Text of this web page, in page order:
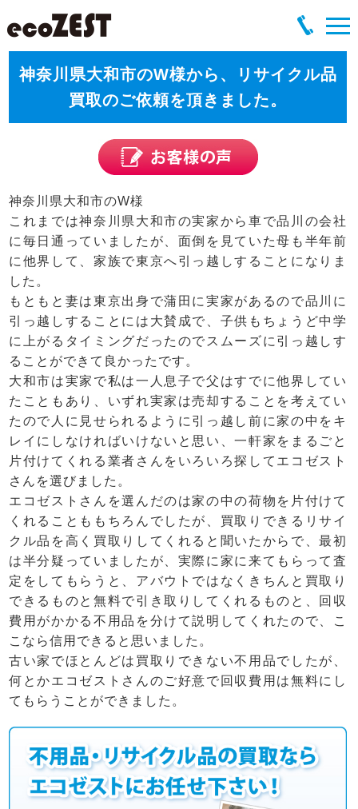
神奈川県大和市のW様から、リサイクル品
買取のご依頼を頂きました。
神奈川県大和市のW様
これまでは神奈川県大和市の実家から車で品川の会社
に毎日通っていましたが、面倒を見ていた母も半年前
に他界して、家族で東京へ引っ越しすることになりま
した。
もともと妻は東京出身で蒲田に実家があるので品川に
引っ越しすることには大賛成で、子供もちょうど中学
に上がるタイミングだったのでスムーズに引っ越しす
ることができて良かったです。
大和市は実家で私は一人息子で父はすでに他界してい
たこともあり、いずれ実家は売却することを考えてい
たので人に見せられるように引っ越し前に家の中をキ
レイにしなければいけないと思い、一軒家をまるごと
片付けてくれる業者さんをいろいろ探してエコゼスト
さんを選びました。
エコゼストさんを選んだのは家の中の荷物を片付けて
くれることももちろんでしたが、買取りできるリサイ
クル品を高く 買取 りしてくれると聞いたからで、最初
は半分疑っていましたが、実際に家に来てもらって査
定をしてもらうと、アバウトではなくきちんと買取り
できるものと無料で引き取りしてくれるものと、回収
費用がかかる不用品を分けて説明してくれたので、こ
こなら信用できると思いました。
古い家でほとんどは買取りできない不用品でしたが、
何とかエコゼストさんのご好意で回収費用は無料にし
てもらうことができました。